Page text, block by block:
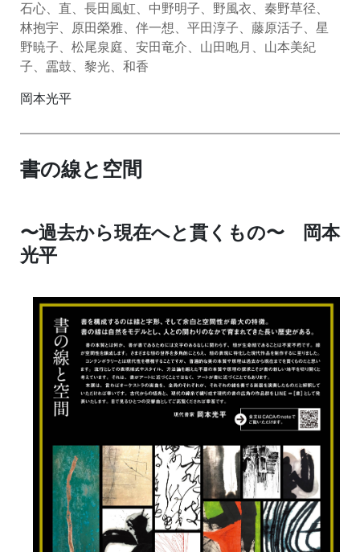
石心、直、長田風虹、中野明子、野風衣、秦野草径、
林抱宇、原田榮雅、伴一想、平田淳子、藤原活子、星
野暁子、松尾泉庭、安田竜介、山田咆月、山本美紀
子、靁鼓、黎光、和香
岡本光平
書の線と空間
〜過去から現在へと貫くもの〜 岡本
光平